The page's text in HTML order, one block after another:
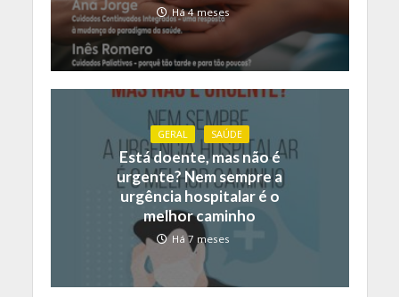
Há 4 meses
GERAL SAÚDE
Está doente, mas não é
urgente? Nem sempre a
urgência hospitalar é o
melhor caminho
Há 7 meses